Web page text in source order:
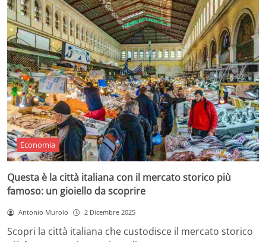
Economia
Questa è la città italiana con il mercato storico più
famoso: un gioiello da scoprire
Antonio Murolo 2 Dicembre 2025
Scopri la città italiana che custodisce il mercato storico